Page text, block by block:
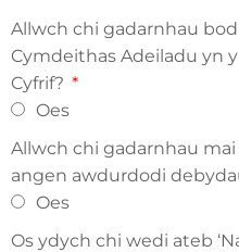
Allwch chi gadarnhau
Cymdeithas Adeiladu yn
Cyfrif?
Oes
Allwch chi gadarnhau
angen awdurdodi
Oes
Os ydych chi wedi ateb